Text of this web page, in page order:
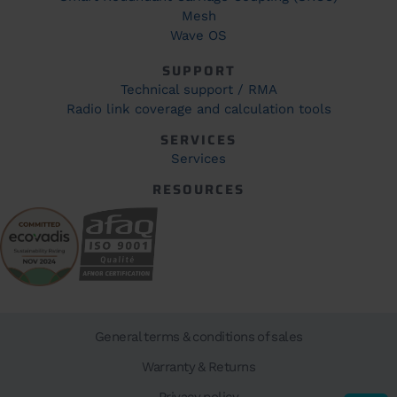
Mesh
Wave OS
SUPPORT
Technical support / RMA
Radio link coverage and calculation tools
SERVICES
Services
RESOURCES
General terms & conditions of sales
Warranty & Returns